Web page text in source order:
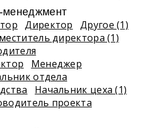
менеджмент
Директор
Другое (1)
директора (1)
Менеджер
отдела
Начальник цеха (1)
проекта